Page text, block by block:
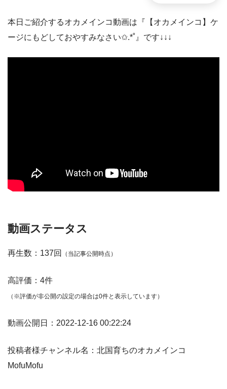
本日ご紹介するオカメインコ動画は『【オカメインコ】ケ
ージにもどしておやすみなさい✩.*˚』です↓↓↓
動画ステータス
再生数：137回 （当記事公開時点）
高評価：4件
（※評価が非公開の設定の場合は0件と表示しています）
動画公開日：2022-12-16 00:22:24
投稿者様チャンネル名：北国育ちのオカメインコ
MofuMofu